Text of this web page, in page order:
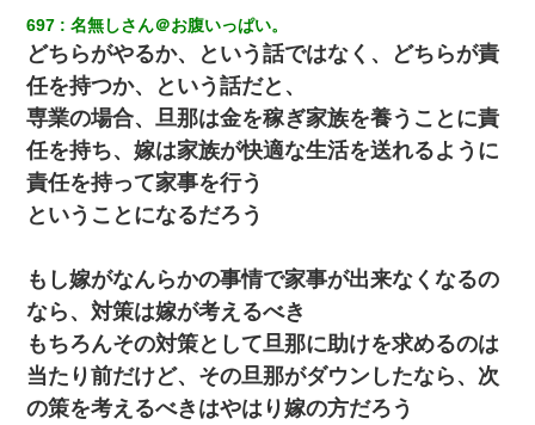
697 名無しさん＠お腹いっぱい。
どちらがやるか、という話ではなく、どちらが責
任を持つか、という話だと、
専業の場合、旦那は金を稼ぎ家族を養うことに責
任を持ち、嫁は家族が快適な生活を送れるように
責任を持って家事を行う
ということになるだろう
もし嫁がなんらかの事情で家事が出来なくなるの
なら、対策は嫁が考えるべき
もちろんその対策として旦那に助けを求めるのは
当たり前だけど、その旦那がダウンしたなら、次
の策を考えるべきはやはり嫁の方だろう